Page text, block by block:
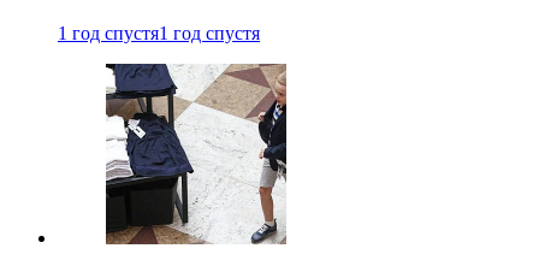
1 год спустя1 год спустя